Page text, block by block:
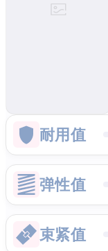
耐用值
弹性值
束紧值